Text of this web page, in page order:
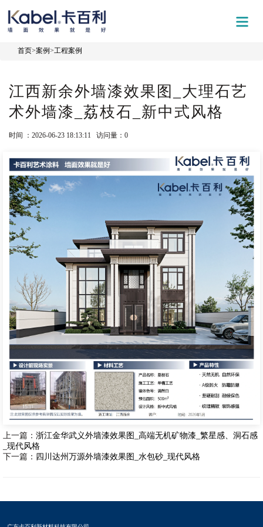
首页>案例>工程案例
江西新余外墙漆效果图_大理石艺
术外墙漆_荔枝石_新中式风格
时间 ：2026-06-23 18:13:11 访问量： 0
上一篇： 浙江金华武义外墙漆效果图_高端无机矿物漆_繁星感、洞石感
_现代风格
下一篇： 四川达州万源外墙漆效果图_水包砂​_现代风格